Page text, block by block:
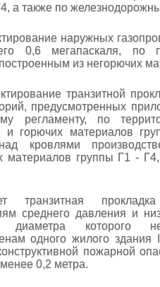
а также по
наружных
0,6 мегапаскаля, по
из негорючих
транзитной
предусмотренных
регламенту, по
и горючих материалов
кровлями
материалов группы Г1 -
транзитная
среднего давления и
диаметра которого
одного жилого
пожарной
0,2 метра.